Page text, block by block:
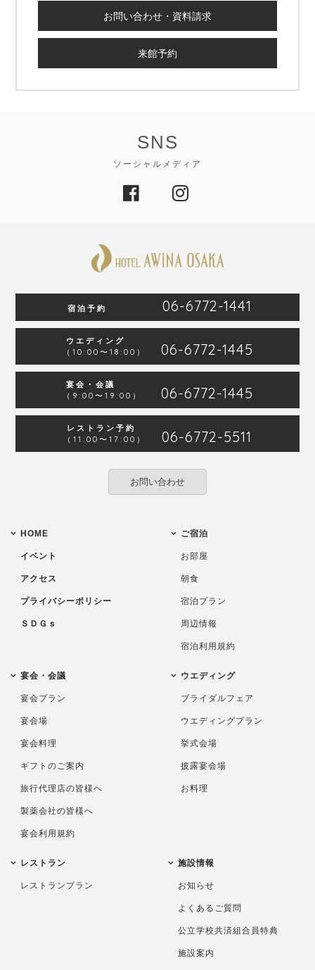
お問い合わせ・資料請求
来館予約
SNS
ソーシャルメディア
宿泊予約 06-6772-1441
ウエディング
（10:00〜18:00）
06-6772-1445
宴会・会議
（9:00〜19:00）
06-6772-1445
レストラン予約
（11:00〜17:00）
06-6772-5511
お問い合わせ
HOME
イベント
アクセス
プライバシーポリシー
ＳＤＧｓ
ご宿泊
お部屋
朝食
宿泊プラン
周辺情報
宿泊利用規約
宴会・会議
宴会プラン
宴会場
宴会料理
ギフトのご案内
旅行代理店の皆様へ
製薬会社の皆様へ
宴会利用規約
ウエディング
ブライダルフェア
ウエディングプラン
挙式会場
披露宴会場
お料理
レストラン
レストランプラン
施設情報
お知らせ
よくあるご質問
公立学校共済組合員特典
施設案内